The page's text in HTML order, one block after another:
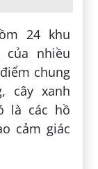
24 khu
của nhiều
chung
cây xanh
là các hồ
cảm giác